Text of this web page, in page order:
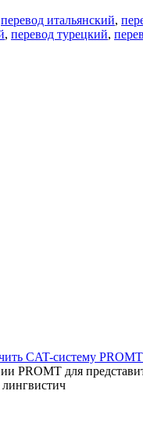
перевод итальянский,
, перевод турецкий,
CAT-систему
PROMT для